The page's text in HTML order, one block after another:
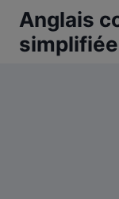
Aller
contenu
Anglais
simplifiée